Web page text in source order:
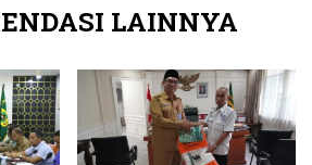
LAINNYA